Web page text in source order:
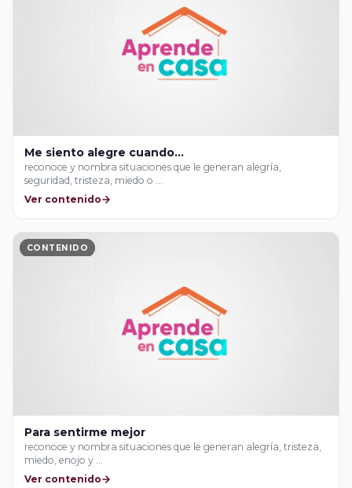
Me siento alegre cuando…
reconoce y nombra situaciones que le generan alegría,
seguridad, tristeza, miedo o …
Ver contenido
CONTENIDO
Para sentirme mejor
reconoce y nombra situaciones que le generan alegría, tristeza,
miedo, enojo y …
Ver contenido